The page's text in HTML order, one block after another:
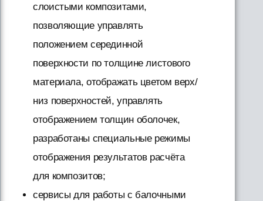
слоистыми композитами,
позволяющие управлять
положением серединной
поверхности по толщине листового
материала, отображать цветом верх/
низ поверхностей, управлять
отображением толщин оболочек,
разработаны специальные режимы
отображения результатов расчёта
для композитов;
сервисы для работы с балочными